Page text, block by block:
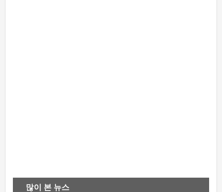
많이 본 뉴스